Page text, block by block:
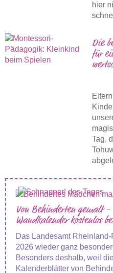
hier
Die
für
Tag,
Von Behinderten gemalt -
Wandkalender kostenlos
Das Landesamt
2026 wieder ganz
Besonders deshalb, weil
Kalenderblätter von